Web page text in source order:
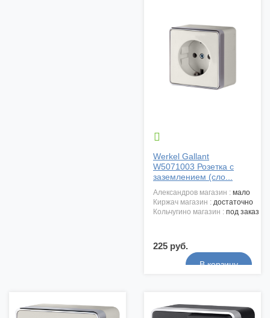

Werkel Gallant
W5071003 Розетка с
заземлением (сло...
александров магазин : мало
киржач магазин : достаточно
кольчугино магазин : под заказ
225 руб.